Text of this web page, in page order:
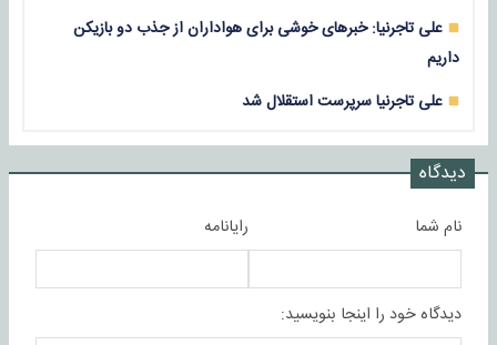
علی تاجرنیا: خبرهای خوشی برای هواداران از جذب دو بازیکن
داریم
علی تاجرنیا سرپرست استقلال شد
دیدگاه
نام شما رایانامه
دیدگاه خود را اینجا بنویسید: